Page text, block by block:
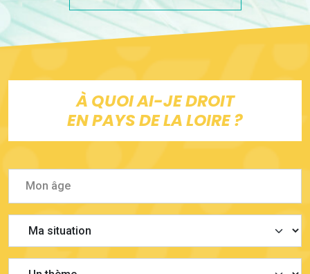
À QUOI AI-JE DROIT
EN PAYS DE LA LOIRE ?